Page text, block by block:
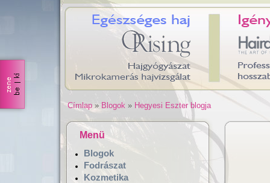
Címlap» Blogok » Hegyesi Eszter blogja
Menü
Blogok
Fodrászat
Kozmetika